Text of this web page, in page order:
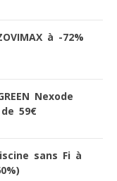
à -72%
Nexode
59€
sans Fi à